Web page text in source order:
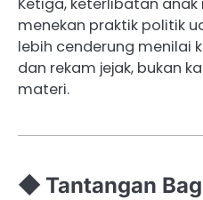
menekan praktik politik
lebih cenderung menilai
dan rekam jejak, bukan
materi.
◆ Tantangan